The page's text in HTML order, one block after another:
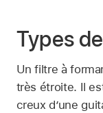
Types
Un filtre à
très étroite. Il
creux d’une